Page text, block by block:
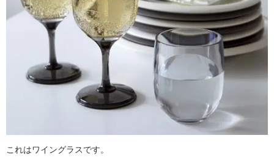
これはワイングラスです。